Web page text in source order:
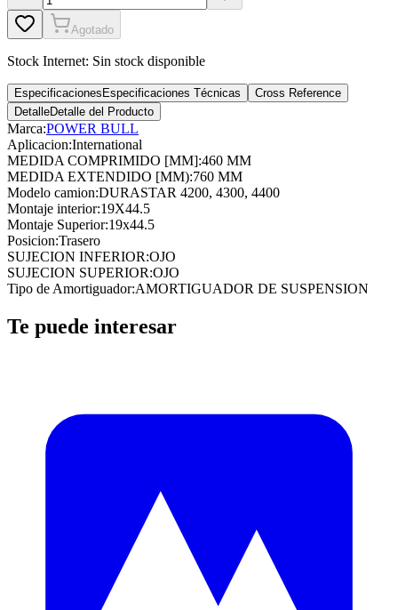
Agotado
Stock Internet: Sin stock disponible
Especificaciones Especificaciones Técnicas
Cross Reference
DetalleDetalle del Producto
Marca:POWER BULL
Aplicacion:International
MEDIDA COMPRIMIDO [MM]:460 MM
MEDIDA EXTENDIDO [MM):760 MM
Modelo camion:DURASTAR 4200, 4300, 4400
Montaje interior:19X44.5
Montaje Superior:19x44.5
Posicion:Trasero
SUJECION INFERIOR:OJO
SUJECION SUPERIOR:OJO
Tipo de Amortiguador:AMORTIGUADOR DE SUSPENSION
Te puede interesar